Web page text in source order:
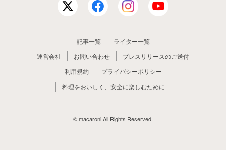
記事一覧
ライター一覧
運営会社
お問い合わせ
プレスリリースのご送付
利用規約
プライバシーポリシー
料理をおいしく、安全に楽しむために
© macaroni All Rights Reserved.